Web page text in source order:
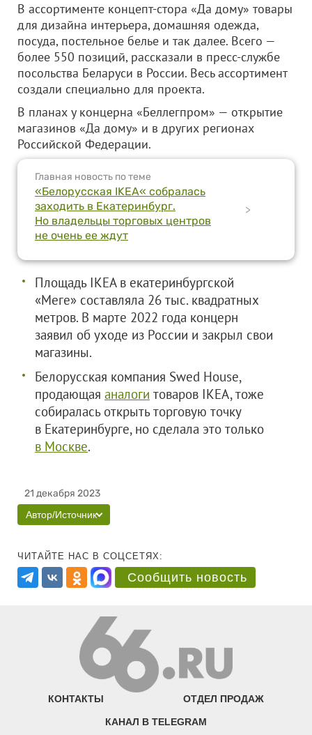
В ассортименте концепт-стора «Да дому» товары
для дизайна интерьера, домашняя одежда,
посуда, постельное белье и так далее. Всего —
более 550 позиций, рассказали в пресс-службе
посольства Беларуси в России. Весь ассортимент
создали специально для проекта.
В планах у концерна «Беллегпром» — открытие
магазинов «Да дому» и в других регионах
Российской Федерации.
Главная новость по теме
«Белорусская IKEA« собралась
заходить в Екатеринбург.
Но владельцы торговых центров
не очень ее ждут
>
Площадь IKEA в екатеринбургской
«Меге» составляла 26 тыс. квадратных
метров. В марте 2022 года концерн
заявил об уходе из России и закрыл свои
магазины.
Белорусская компания Swed House,
продающая аналоги товаров IKEA, тоже
собиралась открыть торговую точку
в Екатеринбурге, но сделала это только
в Москве.
21 декабря 2023
Автор/Источник
ЧИТАЙТЕ НАС В СОЦСЕТЯХ:
Сообщить новость
КОНТАКТЫ ОТДЕЛ ПРОДАЖ
КАНАЛ В TELEGRAM